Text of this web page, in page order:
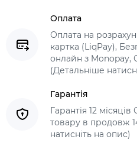
Оплата
Оплата на
картка (LiqPay),
онлайн з Monopay,
(Детальніше
Гарантія
Гарантія 12
товару в продовж
натисніть на опис)